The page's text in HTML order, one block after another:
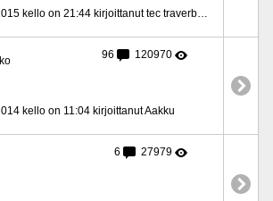
96 120970
kello on 11:04 kirjoittanut Aakku
6 27979